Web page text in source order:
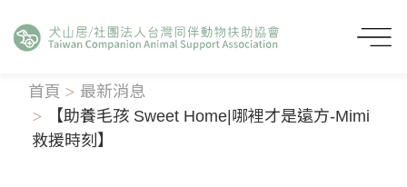
首頁
最新消息
【助養毛孩 Sweet Home|哪裡才是遠方-Mimi
救援時刻】